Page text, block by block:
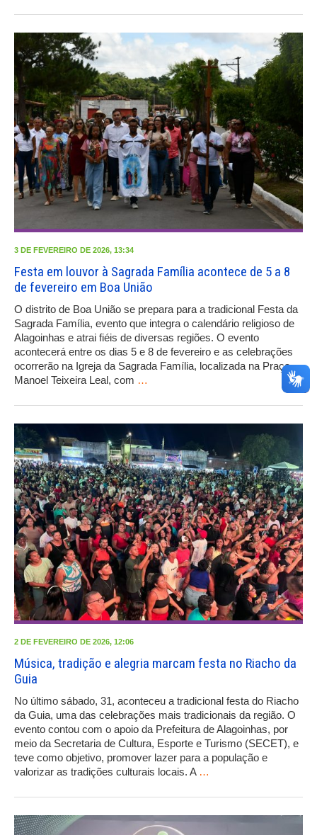
3 DE FEVEREIRO DE 2026, 13:34
Festa em louvor à Sagrada Família acontece de 5 a 8
de fevereiro em Boa União
O distrito de Boa União se prepara para a tradicional Festa da
Sagrada Família, evento que integra o calendário religioso de
Alagoinhas e atrai fiéis de diversas regiões. O evento
acontecerá entre os dias 5 e 8 de fevereiro e as celebrações
ocorrerão na Igreja da Sagrada Família, localizada na Praça
Manoel Teixeira Leal, com …
2 DE FEVEREIRO DE 2026, 12:06
Música, tradição e alegria marcam festa no Riacho da
Guia
No último sábado, 31, aconteceu a tradicional festa do Riacho
da Guia, uma das celebrações mais tradicionais da região. O
evento contou com o apoio da Prefeitura de Alagoinhas, por
meio da Secretaria de Cultura, Esporte e Turismo (SECET), e
teve como objetivo, promover lazer para a população e
valorizar as tradições culturais locais. A …